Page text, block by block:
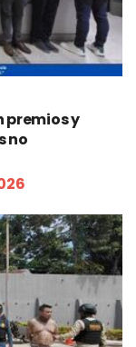
premios y
no